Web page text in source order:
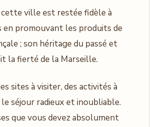
cette ville est restée fidèle à
en promouvant les produits de
; son héritage du passé et
la fierté de la Marseille.
sites à visiter, des activités à
séjour radieux et inoubliable.
que vous devez absolument